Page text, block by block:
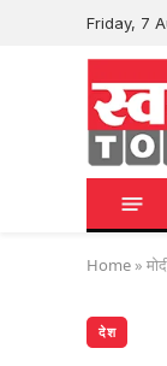
Friday, 7
Home »
देश